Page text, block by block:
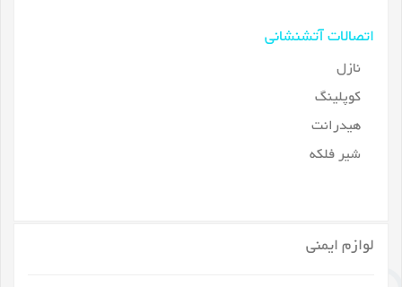
اتصالات آتشنشانی
نازل
کوپلینگ
هیدرانت
شیر فلکه
لوازم ایمنی